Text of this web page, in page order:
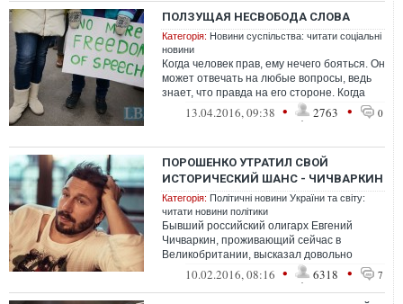
ПОЛЗУЩАЯ НЕСВОБОДА СЛОВА
Категорія: Новини суспільства: читати соціальні
новини
Когда человек прав, ему нечего бояться. Он
может отвечать на любые вопросы, ведь
знает, что правда на его стороне. Когда
человек неправ, когда юлит, о...
13.04.2016, 09:38 • 2763 • 0
ПОРОШЕНКО УТРАТИЛ СВОЙ
ИСТОРИЧЕСКИЙ ШАНС - ЧИЧВАРКИН
Категорія: Політичні новини України та світу:
читати новини політики
Бывший российский олигарх Евгений
Чичваркин, проживающий сейчас в
Великобритании, высказал довольно
разумные оценки процессов,
происходящих сейчас в Р...
10.02.2016, 08:16 • 6318 • 7